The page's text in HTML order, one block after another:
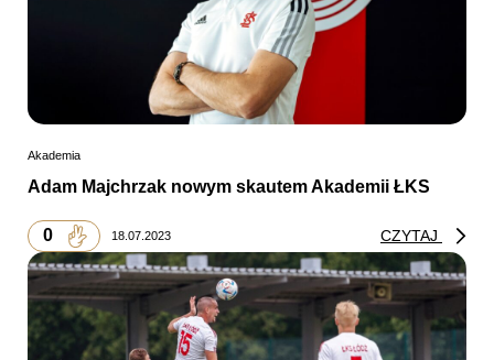
Akademia
Adam Majchrzak nowym skautem Akademii ŁKS
0 18.07.2023 CZYTAJ